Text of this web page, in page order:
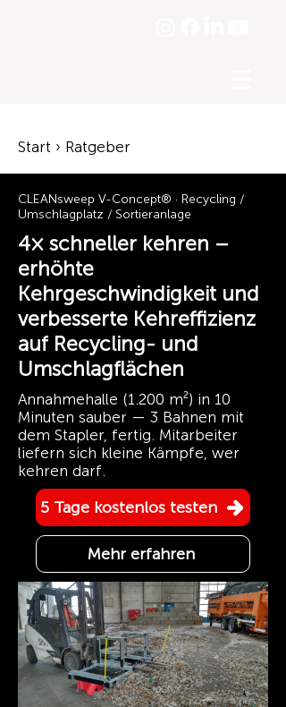
Start › Ratgeber
CLEANsweep V-Concept® · Recycling /
Umschlagplatz / Sortieranlage
4× schneller kehren –
erhöhte
Kehrgeschwindigkeit und
verbesserte Kehreffizienz
auf Recycling- und
Umschlagflächen
Annahmehalle (1.200 m²) in 10
Minuten sauber — 3 Bahnen mit
dem Stapler, fertig. Mitarbeiter
liefern sich kleine Kämpfe, wer
kehren darf.
5 Tage kostenlos testen
Mehr erfahren